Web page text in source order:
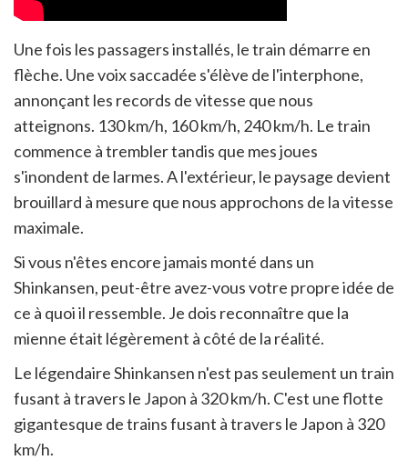
Une fois les passagers installés, le train démarre en
flèche. Une voix saccadée s'élève de l'interphone,
annonçant les records de vitesse que nous
atteignons. 130 km/h, 160 km/h, 240 km/h. Le train
commence à trembler tandis que mes joues
s'inondent de larmes. A l'extérieur, le paysage devient
brouillard à mesure que nous approchons de la vitesse
maximale.
Si vous n'êtes encore jamais monté dans un
Shinkansen, peut-être avez-vous votre propre idée de
ce à quoi il ressemble. Je dois reconnaître que la
mienne était légèrement à côté de la réalité.
Le légendaire Shinkansen n'est pas seulement un train
fusant à travers le Japon à 320 km/h. C'est une flotte
gigantesque de trains fusant à travers le Japon à 320
km/h.